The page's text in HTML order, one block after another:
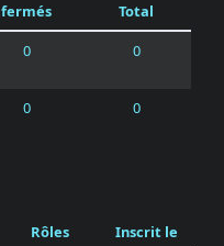
fermés
Total
0 0
0 0
Rôles
Inscrit le